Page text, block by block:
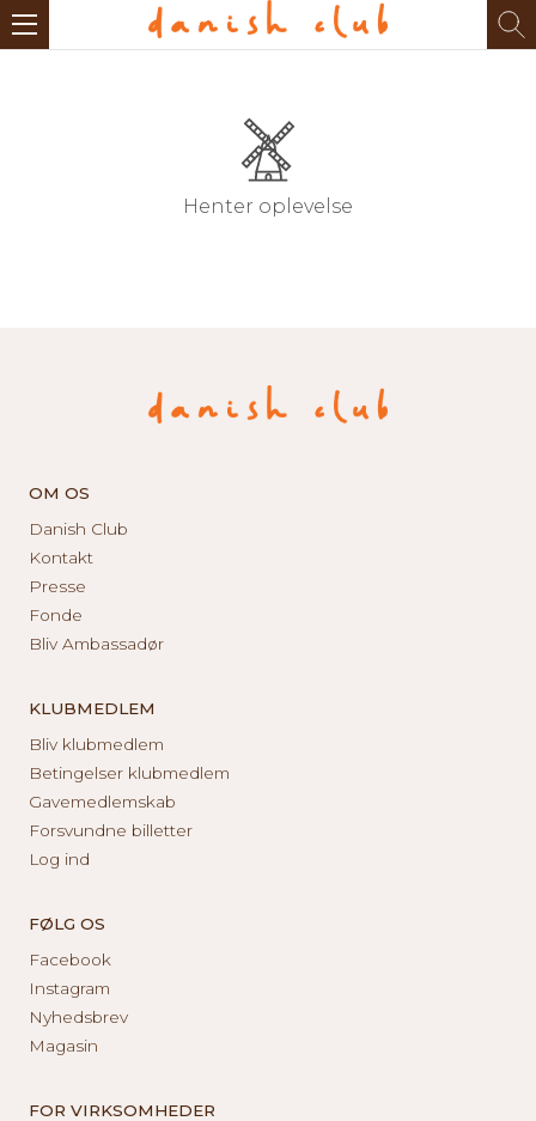
Henter oplevelse
OM OS
Danish Club
Kontakt
Presse
Fonde
Bliv Ambassadør
KLUBMEDLEM
Bliv klubmedlem
Betingelser klubmedlem
Gavemedlemskab
Forsvundne billetter
Log ind
FØLG OS
Facebook
Instagram
Nyhedsbrev
Magasin
FOR VIRKSOMHEDER